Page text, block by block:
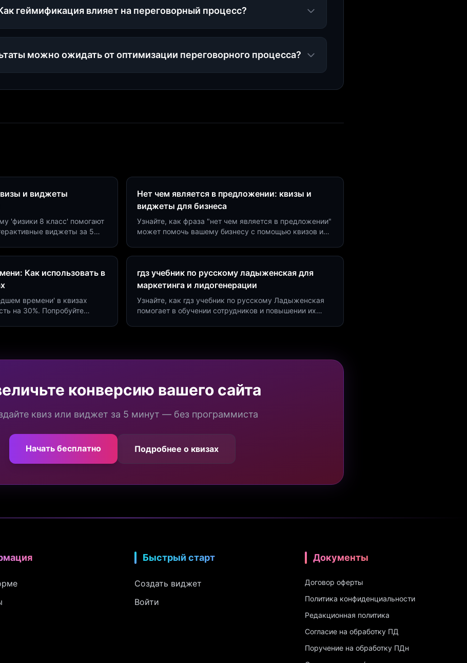
геймификация влияет на переговорный процесс?
можно ожидать от оптимизации переговорного процесса?
и виджеты
'физики 8 класс' помогают
виджеты за 5
Нет чем является в предложении: квизы и
виджеты для бизнеса
Узнайте, как фраза "нет чем является в предложении"
может помочь вашему бизнесу с помощью квизов и
Как использовать в
времени' в квизах
на 30%. Попробуйте
гдз учебник по русскому ладыженская для
маркетинга и лидогенерации
Узнайте, как гдз учебник по русскому Ладыженская
помогает в обучении сотрудников и повышении их
конверсию вашего сайта
квиз или виджет за 5 минут — без программиста
Начать бесплатно Подробнее о квизах
Быстрый старт
Создать виджет
Войти
Документы
Договор оферты
Политика конфиденциальности
Редакционная политика
Согласие на обработку ПД
Поручение на обработку ПДн